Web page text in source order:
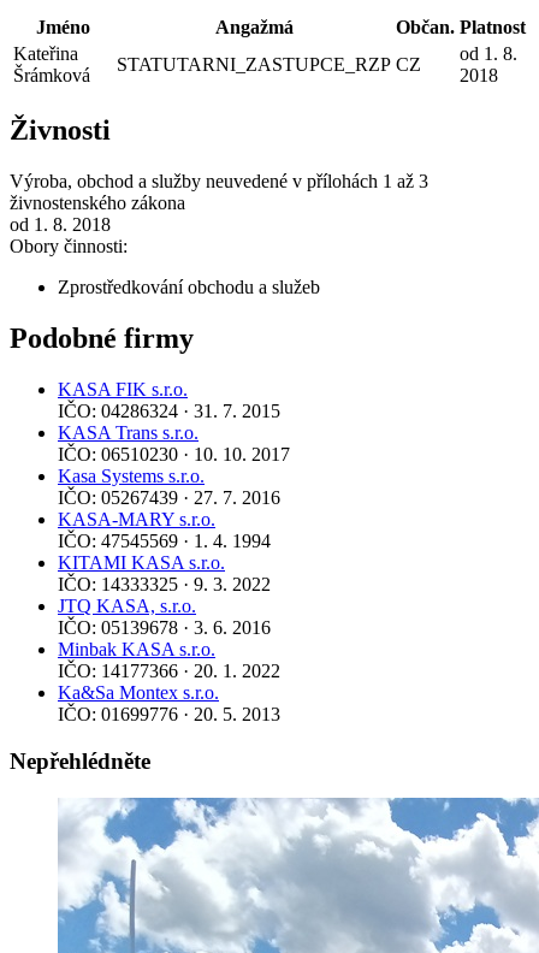
Jméno Angažmá Občan. Platnost
Kateřina
Šrámková
STATUTARNI_ZASTUPCE_RZP CZ
od 1. 8.
2018
Živnosti
Výroba, obchod a služby neuvedené v přílohách 1 až 3
živnostenského zákona
od 1. 8. 2018
Obory činnosti:
Zprostředkování obchodu a služeb
Podobné firmy
KASA FIK s.r.o.
IČO: 04286324 · 31. 7. 2015
KASA Trans s.r.o.
IČO: 06510230 · 10. 10. 2017
Kasa Systems s.r.o.
IČO: 05267439 · 27. 7. 2016
KASA-MARY s.r.o.
IČO: 47545569 · 1. 4. 1994
KITAMI KASA s.r.o.
IČO: 14333325 · 9. 3. 2022
JTQ KASA, s.r.o.
IČO: 05139678 · 3. 6. 2016
Minbak KASA s.r.o.
IČO: 14177366 · 20. 1. 2022
Ka&Sa Montex s.r.o.
IČO: 01699776 · 20. 5. 2013
Nepřehlédněte